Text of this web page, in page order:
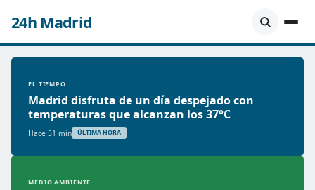
24h Madrid
EL TIEMPO
Madrid disfruta de un día despejado con
temperaturas que alcanzan los 37°C
Hace 51 min ÚLTIMA HORA
MEDIO AMBIENTE